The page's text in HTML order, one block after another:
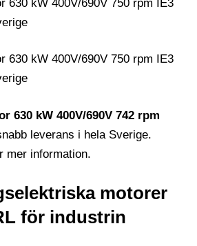
630 kW 400V/690V 742 rpm
leverans i hela Sverige.
mer information.
motorer
för industrin